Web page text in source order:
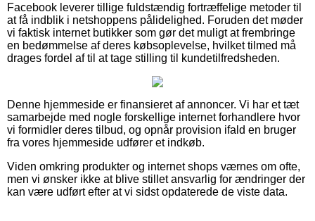
Facebook leverer tillige fuldstændig fortræffelige metoder til
at få indblik i netshoppens pålidelighed. Foruden det møder
vi faktisk internet butikker som gør det muligt at frembringe
en bedømmelse af deres købsoplevelse, hvilket tilmed må
drages fordel af til at tage stilling til kundetilfredsheden.
Denne hjemmeside er finansieret af annoncer. Vi har et tæt
samarbejde med nogle forskellige internet forhandlere hvor
vi formidler deres tilbud, og opnår provision ifald en bruger
fra vores hjemmeside udfører et indkøb.
Viden omkring produkter og internet shops værnes om ofte,
men vi ønsker ikke at blive stillet ansvarlig for ændringer der
kan være udført efter at vi sidst opdaterede de viste data.